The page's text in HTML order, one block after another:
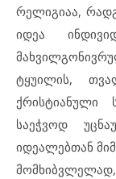
რელიგიაა,
იდეა
ტყუილის,
ქრისტიანული
საეჭვოდ
იდეალებთან